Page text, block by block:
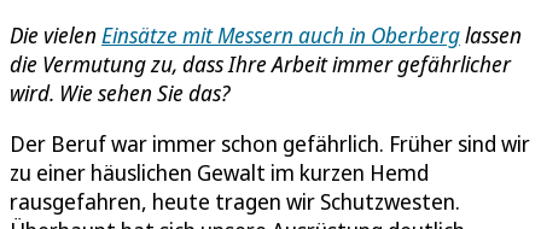
Die vielen Einsätze mit Messern auch in Oberberglassen
die Vermutung zu, dass Ihre Arbeit immer gefährlicher
wird. Wie sehen Sie das?
Der Beruf war immer schon gefährlich. Früher sind wir
zu einer häuslichen Gewalt im kurzen Hemd
rausgefahren, heute tragen wir Schutzwesten.